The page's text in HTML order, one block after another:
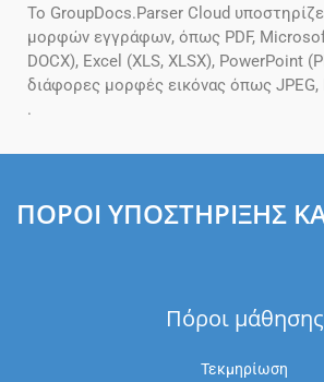
Το GroupDocs.Parser Cloud
μορφών εγγράφων, όπως PDF,
DOCX), Excel (XLS, XLSX), PowerPoint
διάφορες μορφές εικόνας όπως JPEG,
.
ΠΌΡΟΙ ΥΠΟΣΤΉΡΙΞΗΣ
Πόροι μάθησης
Τεκμηρίωση